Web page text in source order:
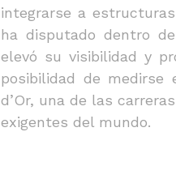
integrarse a
ha disputado dentro
elevó su visibilidad y
posibilidad de
d’Or, una de las
exigentes del mundo.